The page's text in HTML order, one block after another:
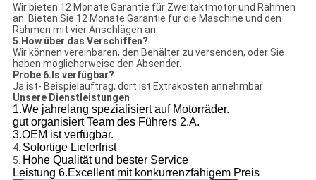
Wir bieten 12 Monate Garantie für Zweitaktmotor und Rahmen
an. Bieten Sie 12 Monate Garantie für die Maschine und den
Rahmen mit vier Anschlägen an.
5.How über das Verschiffen?
Wir können vereinbaren, den Behälter zu versenden, oder Sie
haben möglicherweise den Absender.
Probe 6.Is verfügbar?
Ja ist- Beispielauftrag, dort ist Extrakosten annehmbar
Unsere Dienstleistungen
1.We jahrelang spezialisiert auf Motorräder.
gut organisiert Team des Führers 2.A.
3.OEM ist verfügbar.
4. Sofortige Lieferfrist
5. Hohe Qualität und bester Service
Leistung 6.Excellent mit konkurrenzfähigem Preis